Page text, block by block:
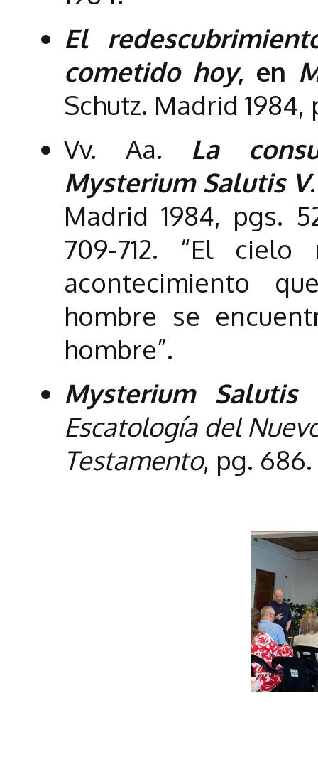
El
cometido hoy, en
Schutz. Madrid 1984,
Vv. Aa. La
Mysterium Salutis V.
Madrid 1984, pgs.
709-712. “El
acontecimiento
hombre se
hombre”.
Mysterium Salutis
Escatología del
Testamento, pg. 686.